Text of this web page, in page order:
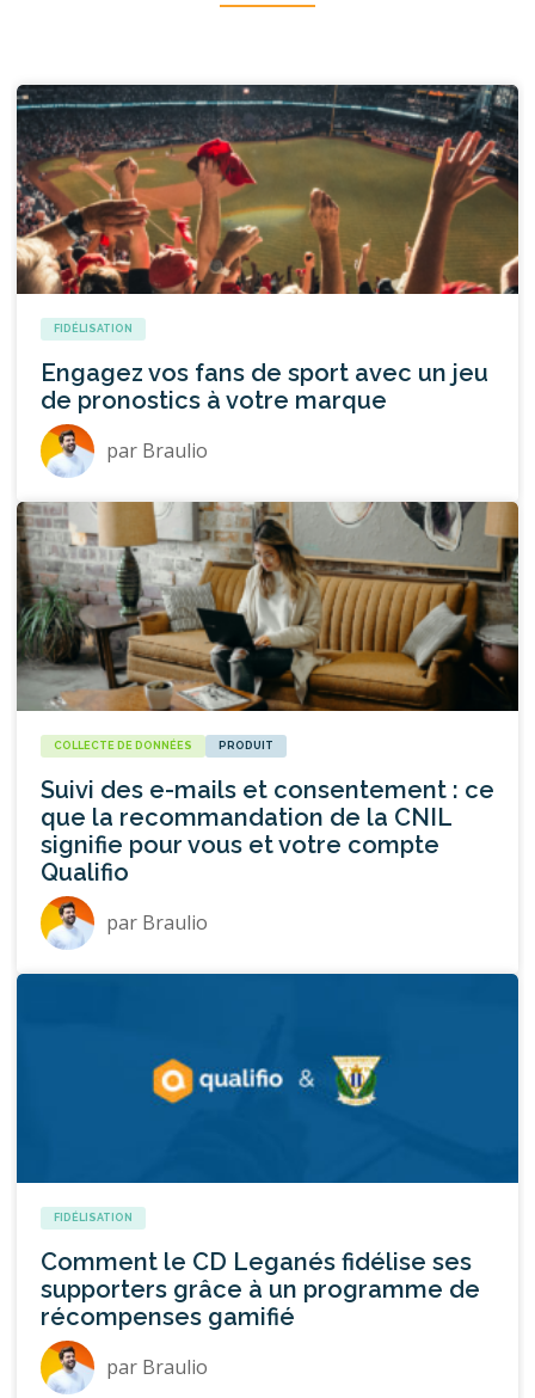
FIDÉLISATION
Engagez vos fans de sport avec un jeu
de pronostics à votre marque
par Braulio
COLLECTE DE DONNÉES PRODUIT
Suivi des e-mails et consentement : ce
que la recommandation de la CNIL
signifie pour vous et votre compte
Qualifio
par Braulio
FIDÉLISATION
Comment le CD Leganés fidélise ses
supporters grâce à un programme de
récompenses gamifié
par Braulio